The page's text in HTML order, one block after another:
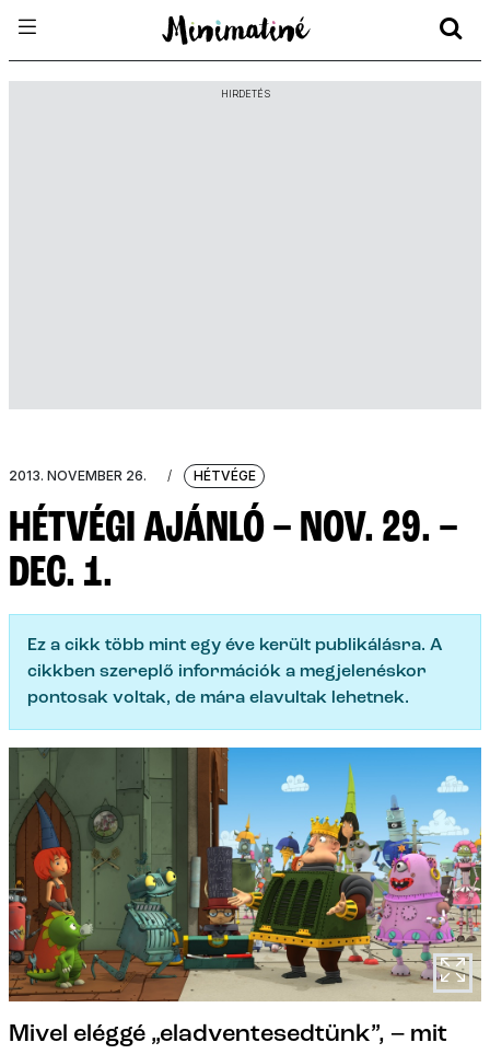
HIRDETÉS
2013. NOVEMBER 26. / HÉTVÉGE
HÉTVÉGI AJÁNLÓ – NOV. 29. –
DEC. 1.
Ez a cikk több mint egy éve került publikálásra. A
cikkben szereplő információk a megjelenéskor
pontosak voltak, de mára elavultak lehetnek.
Mivel eléggé „eladventesedtünk”, – mit